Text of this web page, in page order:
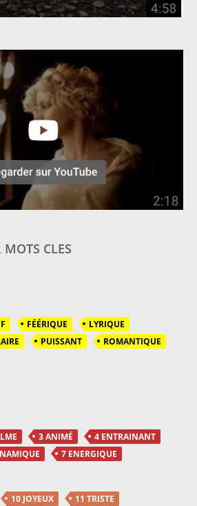
MOTS CLES
FÉÉRIQUE
LYRIQUE
PUISSANT
ROMANTIQUE
3 ANIMÉ
4 ENTRAINANT
7 ENERGIQUE
10 JOYEUX 11 TRISTE